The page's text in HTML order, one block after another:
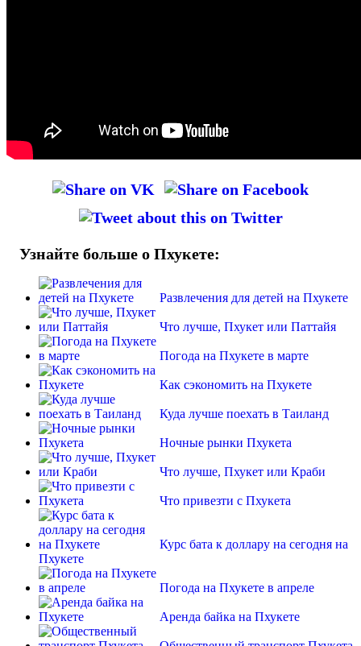
Узнайте больше о Пхукете:
Развлечения для детей на Пхукете
Что лучше, Пхукет или Паттайя
Погода на Пхукете в марте
Как сэкономить на Пхукете
Куда лучше поехать в Таиланд
Ночные рынки Пхукета
Что лучше, Пхукет или Краби
Что привезти с Пхукета
Курс бата к доллару на сегодня на
Пхукете
Погода на Пхукете в апреле
Аренда байка на Пхукете